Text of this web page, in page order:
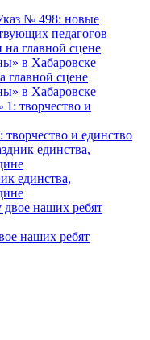
№ 498: новые
педагогов
главной сцене
в Хабаровске
и единство
единства,
наших ребят